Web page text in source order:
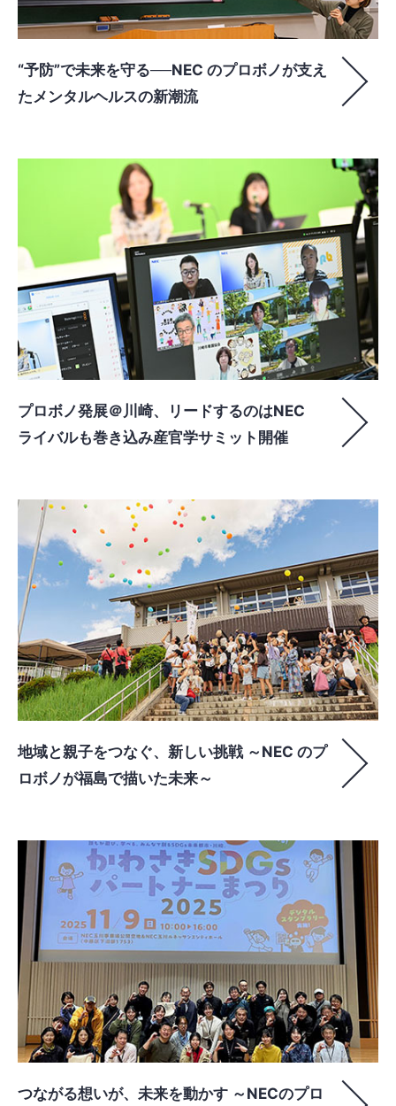
“予防”で未来を守る──NEC のプロボノが支え
たメンタルヘルスの新潮流
プロボノ発展＠川崎、リードするのはNEC
ライバルも巻き込み産官学サミット開催
地域と親子をつなぐ、新しい挑戦 ～NEC のプ
ロボノが福島で描いた未来～
つながる想いが、未来を動かす ～NECのプロ